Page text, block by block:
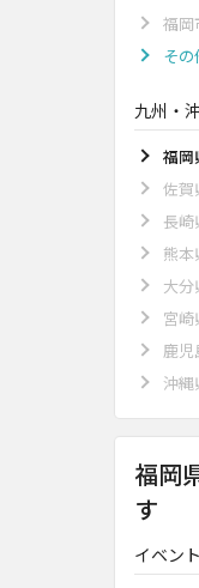
福岡
そ
九州・
福岡
佐賀
長崎
熊本
大分
宮崎
鹿児
沖縄
福岡
す
イベン